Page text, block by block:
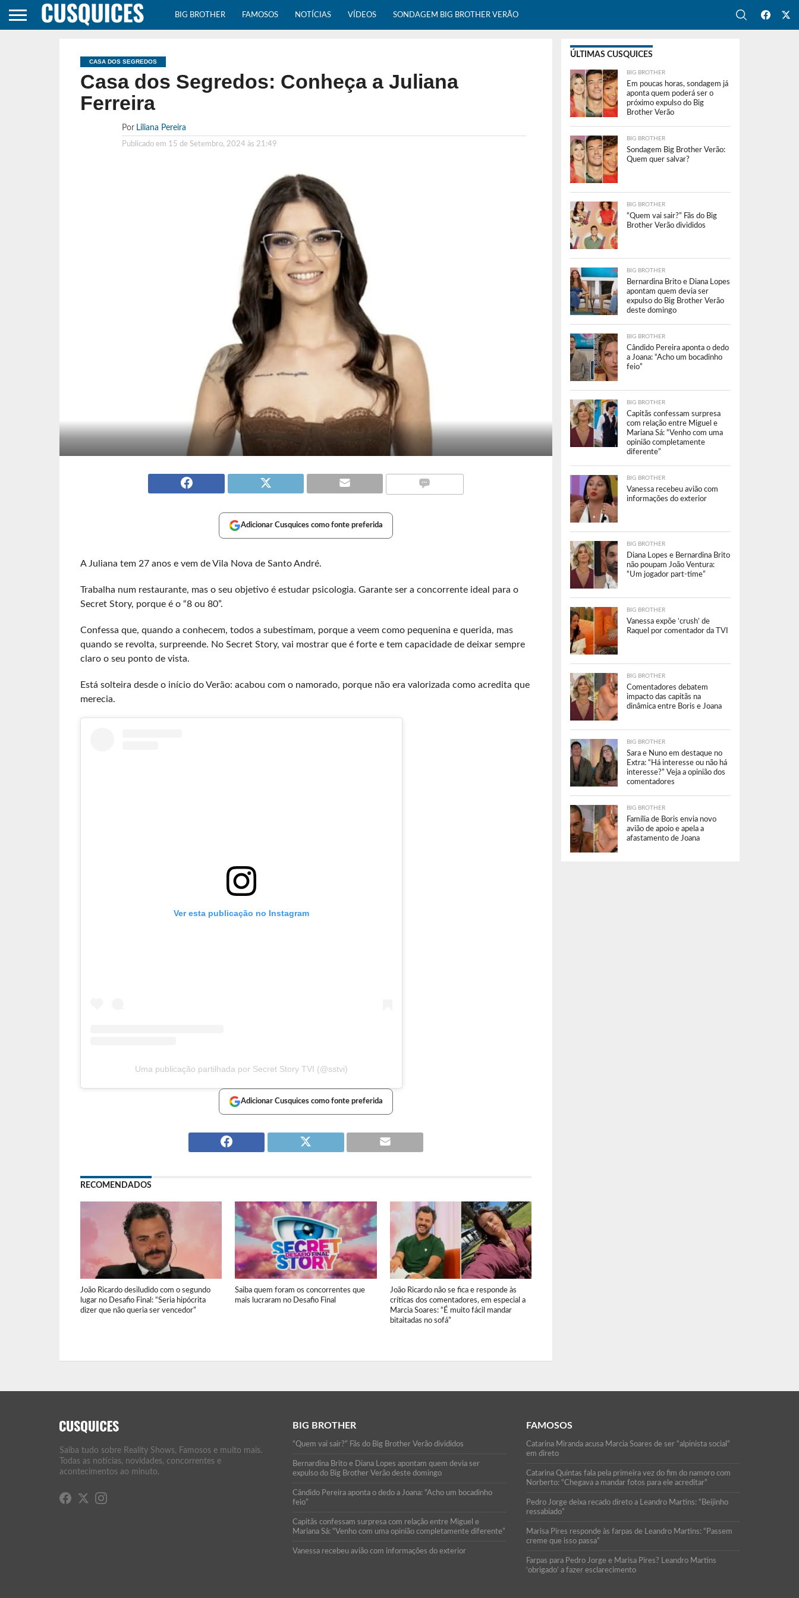
BIG BROTHER FAMOSOS NOTÍCIAS VÍDEOS SONDAGEM BIG BROTHER VERÃO
CASA DOS SEGREDOS
Casa dos Segredos: Conheça a Juliana
Ferreira
Por Liliana Pereira
Publicado em 15 de Setembro, 2024 às 21:49
Adicionar Cusquices como fonte preferida
A Juliana tem 27 anos e vem de Vila Nova de Santo André.
Trabalha num restaurante, mas o seu objetivo é estudar psicologia. Garante ser a concorrente ideal para o
Secret Story, porque é o “8 ou 80”.
Confessa que, quando a conhecem, todos a subestimam, porque a veem como pequenina e querida, mas
quando se revolta, surpreende. No Secret Story, vai mostrar que é forte e tem capacidade de deixar sempre
claro o seu ponto de vista.
Está solteira desde o início do Verão: acabou com o namorado, porque não era valorizada como acredita que
merecia.
Ver esta publicação no Instagram
Uma publicação partilhada por Secret Story TVI (@sstvi)
Adicionar Cusquices como fonte preferida
RECOMENDADOS
João Ricardo desiludido com o segundo
lugar no Desafio Final: “Seria hipócrita
dizer que não queria ser vencedor”
Saiba quem foram os concorrentes que
mais lucraram no Desafio Final
João Ricardo não se fica e responde às
críticas dos comentadores, em especial a
Marcia Soares: “É muito fácil mandar
bitaitadas no sofá”
ÚLTIMAS CUSQUICES
BIG BROTHER
Em poucas horas, sondagem já
aponta quem poderá ser o
próximo expulso do Big
Brother Verão
BIG BROTHER
Sondagem Big Brother Verão:
Quem quer salvar?
BIG BROTHER
“Quem vai sair?” Fãs do Big
Brother Verão divididos
BIG BROTHER
Bernardina Brito e Diana Lopes
apontam quem devia ser
expulso do Big Brother Verão
deste domingo
BIG BROTHER
Cândido Pereira aponta o dedo
a Joana: “Acho um bocadinho
feio”
BIG BROTHER
Capitãs confessam surpresa
com relação entre Miguel e
Mariana Sá: “Venho com uma
opinião completamente
diferente”
BIG BROTHER
Vanessa recebeu avião com
informações do exterior
BIG BROTHER
Diana Lopes e Bernardina Brito
não poupam João Ventura:
“Um jogador part-time”
BIG BROTHER
Vanessa expõe ‘crush’ de
Raquel por comentador da TVI
BIG BROTHER
Comentadores debatem
impacto das capitãs na
dinâmica entre Boris e Joana
BIG BROTHER
Sara e Nuno em destaque no
Extra: “Há interesse ou não há
interesse?” Veja a opinião dos
comentadores
BIG BROTHER
Família de Boris envia novo
avião de apoio e apela a
afastamento de Joana
Saiba tudo sobre Reality Shows, Famosos e muito mais.
Todas as notícias, novidades, concorrentes e
acontecimentos ao minuto.
BIG BROTHER
“Quem vai sair?” Fãs do Big Brother Verão divididos
Bernardina Brito e Diana Lopes apontam quem devia ser
expulso do Big Brother Verão deste domingo
Cândido Pereira aponta o dedo a Joana: “Acho um bocadinho
feio”
Capitãs confessam surpresa com relação entre Miguel e
Mariana Sá: “Venho com uma opinião completamente diferente”
Vanessa recebeu avião com informações do exterior
FAMOSOS
Catarina Miranda acusa Marcia Soares de ser “alpinista social”
em direto
Catarina Quintas fala pela primeira vez do fim do namoro com
Norberto: “Chegava a mandar fotos para ele acreditar”
Pedro Jorge deixa recado direto a Leandro Martins: “Beijinho
ressabiado”
Marisa Pires responde às farpas de Leandro Martins: “Passem
creme que isso passa”
Farpas para Pedro Jorge e Marisa Pires? Leandro Martins
‘obrigado’ a fazer esclarecimento